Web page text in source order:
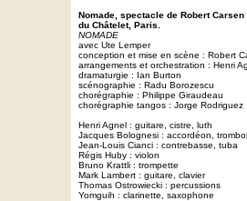
Nomade, spectacle de Robert
du Châtelet, Paris.
NOMADE
avec Ute Lemper
conception et mise en scène : Robert
arrangements et orchestration : Henri
dramaturgie : Ian Burton
scénographie : Radu Borozescu
chorégraphie : Philippe Giraudeau
chorégraphie tangos : Jorge Rodriguez
Henri Agnel : guitare, cistre, luth
Jacques Bolognesi : accordéon,
Jean-Louis Cianci : contrebasse, tuba
Régis Huby : violon
Bruno Krattli : trompette
Mark Lambert : guitare, clavier
Thomas Ostrowiecki : percussions
Yomguih : clarinette, saxophone